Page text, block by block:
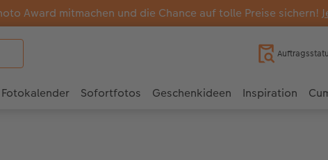
Award mitmachen und die Chance auf tolle Preise sichern!
Fotokalender Sofortfotos Geschenkideen Inspiration